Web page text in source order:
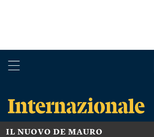
IL NUOVO DE MAURO